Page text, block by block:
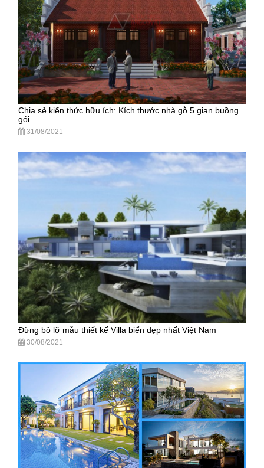
Chia sẻ kiến thức hữu ích: Kích thước nhà gỗ 5 gian buồng
gói
31/08/2021
Đừng bỏ lỡ mẫu thiết kế Villa biển đẹp nhất Việt Nam
30/08/2021